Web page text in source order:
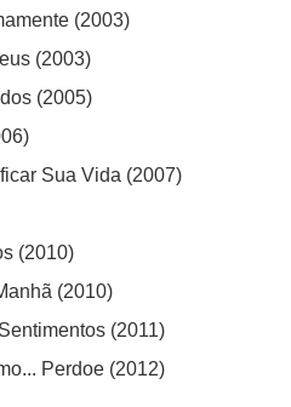
(2003)
(2003)
(2005)
Sua Vida (2007)
(2010)
(2010)
(2011)
Perdoe (2012)